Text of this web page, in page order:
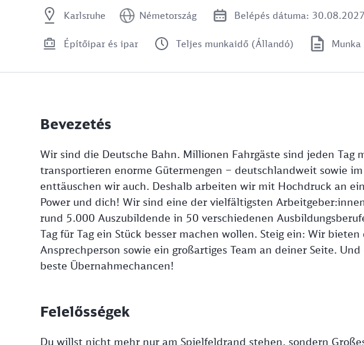
Karlsruhe Németország Belépés dátuma: 30.08.2027
Építőipar és ipar Teljes munkaidő (Állandó)
Bevezetés
Wir sind die Deutsche Bahn. Millionen Fahrgäste sind jeden Tag
transportieren enorme Gütermengen – deutschlandweit sowie
enttäuschen wir auch. Deshalb arbeiten wir mit Hochdruck an
Power und dich! Wir sind eine der vielfältigsten
rund 5.000 Auszubildende in 50 verschiedenen
Tag für Tag ein Stück besser machen wollen. Steig ein: Wir
Ansprechperson sowie ein großartiges Team an deiner Seite.
beste Übernahmechancen!
Felelősségek
Du willst nicht mehr nur am Spielfeldrand stehen, sondern